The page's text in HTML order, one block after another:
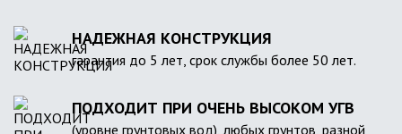
НАДЕЖНАЯ КОНСТРУКЦИЯ
гарантия до 5 лет, срок службы более 50 лет.
ПОДХОДИТ ПРИ ОЧЕНЬ ВЫСОКОМ УГВ
(уровне грунтовых вод), любых грунтов, разной